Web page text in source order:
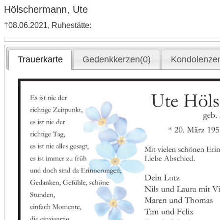
Hölschermann, Ute
†08.06.2021, Ruhestätte:
Trauerkarte Gedenkkerzen(0)